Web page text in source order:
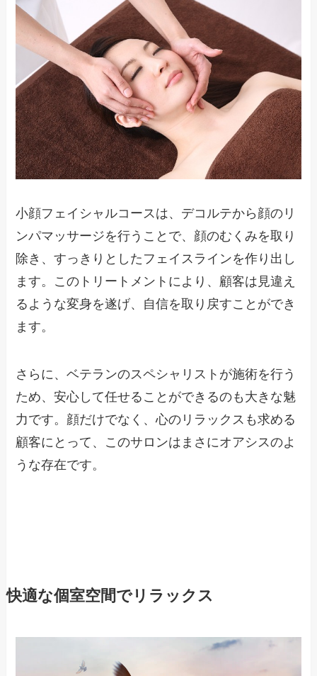
小顔フェイシャルコースは、デコルテから顔のリ
ンパマッサージを行うことで、顔のむくみを取り
除き、すっきりとしたフェイスラインを作り出し
ます。このトリートメントにより、顧客は見違え
るような変身を遂げ、自信を取り戻すことができ
ます。
さらに、ベテランのスペシャリストが施術を行う
ため、安心して任せることができるのも大きな魅
力です。顔だけでなく、心のリラックスも求める
顧客にとって、このサロンはまさにオアシスのよ
うな存在です。
快適な個室空間でリラックス